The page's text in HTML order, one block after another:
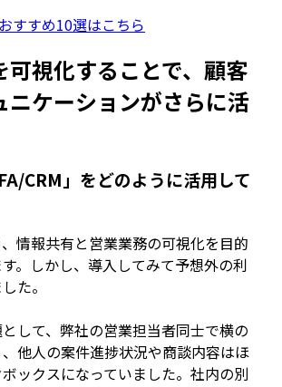
すすめ10選はこちら
可視化することで、顧客
ニケーションがさらに活
CRM」をどのように活用して
情報共有と営業業務の可視化を目的
。しかし、導入してみて予想外の利
た。
して、弊社の営業担当者同士で横の
他人の案件進捗状況や商談内容はほ
ックスになっていました。社内の別